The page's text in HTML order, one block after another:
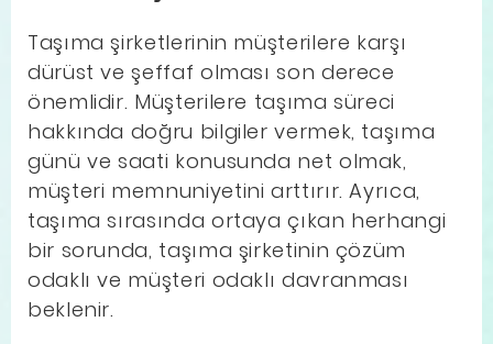
Taşıma şirketlerinin müşterilere karşı
dürüst ve şeffaf olması son derece
önemlidir. Müşterilere taşıma süreci
hakkında doğru bilgiler vermek, taşıma
günü ve saati konusunda net olmak,
müşteri memnuniyetini arttırır. Ayrıca,
taşıma sırasında ortaya çıkan herhangi
bir sorunda, taşıma şirketinin çözüm
odaklı ve müşteri odaklı davranması
beklenir.